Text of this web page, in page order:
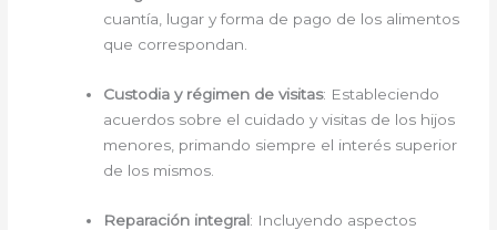
cuantía, lugar y forma de pago de los alimentos
que correspondan.
Custodia y régimen de visitas: Estableciendo
acuerdos sobre el cuidado y visitas de los hijos
menores, primando siempre el interés superior
de los mismos.
Reparación integral: Incluyendo aspectos